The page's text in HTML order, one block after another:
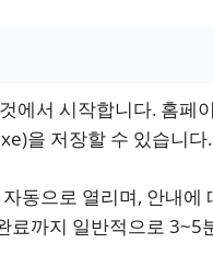
에서 시작합니다. 홈페
을 저장할 수 있습니다.
동으로 열리며, 안내에
료까지 일반적으로 3~5